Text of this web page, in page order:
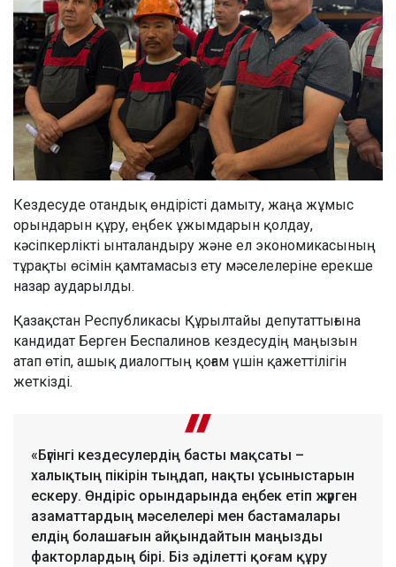
Кездесуде отандық өндірісті дамыту, жаңа жұмыс
орындарын құру, еңбек ұжымдарын қолдау,
кәсіпкерлікті ынталандыру және ел экономикасының
тұрақты өсімін қамтамасыз ету мәселелеріне ерекше
назар аударылды.
Қазақстан Республикасы Құрылтайы депутаттығына
кандидат Берген Беспалинов кездесудің маңызын
атап өтіп, ашық диалогтың қоғам үшін қажеттілігін
жеткізді.
«Бүгінгі кездесулердің басты мақсаты –
халықтың пікірін тыңдап, нақты ұсыныстарын
ескеру. Өндіріс орындарында еңбек етіп жүрген
азаматтардың мәселелері мен бастамалары
елдің болашағын айқындайтын маңызды
факторлардың бірі. Біз әділетті қоғам құру